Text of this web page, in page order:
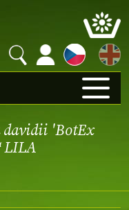
EN
davidii 'BotEx
LILA